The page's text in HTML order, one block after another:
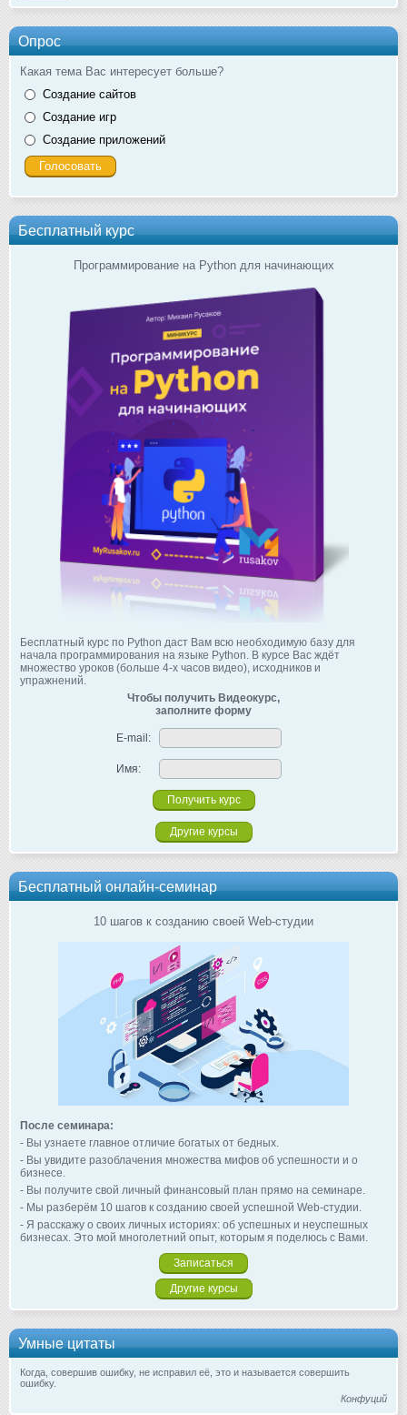
Опрос
Какая тема Вас интересует больше?
Создание сайтов
Создание игр
Создание приложений
Бесплатный курс
Программирование на Python для начинающих
Бесплатный курс по Python даст Вам всю необходимую базу для
начала программирования на языке Python. В курсе Вас ждёт
множество уроков (больше 4-х часов видео), исходников и
упражнений.
Чтобы получить Видеокурс,
заполните форму
E-mail:
Имя:
Другие курсы
Бесплатный онлайн-семинар
10 шагов к созданию своей Web-студии
После семинара:
- Вы узнаете главное отличие богатых от бедных.
- Вы увидите разоблачения множества мифов об успешности и о
бизнесе.
- Вы получите свой личный финансовый план прямо на семинаре.
- Мы разберём 10 шагов к созданию своей успешной Web-студии.
- Я расскажу о своих личных историях: об успешных и неуспешных
бизнесах. Это мой многолетний опыт, которым я поделюсь с Вами.
Записаться
Другие курсы
Умные цитаты
Когда, совершив ошибку, не исправил её, это и называется совершить
ошибку.
Конфуций